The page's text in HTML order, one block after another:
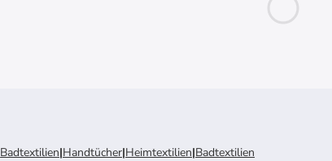
Badtextilien|Handtücher|Heimtextilien|Badtextilien